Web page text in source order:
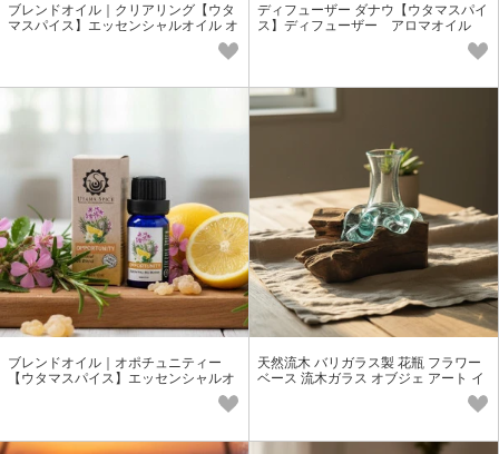
ブレンドオイル｜クリアリング【ウタ
マスパイス】エッセンシャルオイル オ
ディフューザー ダナウ【ウタマスパイ
ス】ディフューザー アロマオイル
ブレンドオイル｜オポチュニティー
【ウタマスパイス】エッセンシャルオ
天然流木 バリガラス製 花瓶 フラワー
ベース 流木ガラス オブジェ アート イ